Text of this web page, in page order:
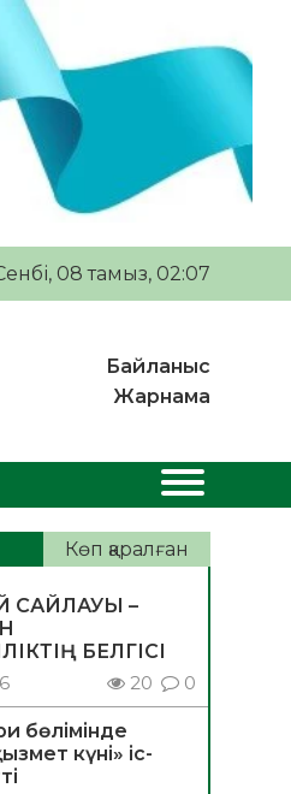
08 тамыз, 02:07
Байланыс
Жарнама
Көп қаралған
САЙЛАУЫ –
БЕЛГІСІ
20 0
бөлімінде
күні» іс-